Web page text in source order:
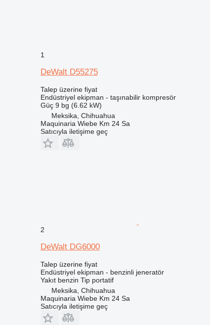
1
DeWalt D55275
Talep üzerine fiyat
Endüstriyel ekipman - taşınabilir kompresör
Güç 9 bg (6.62 kW)
Meksika, Chihuahua
Maquinaria Wiebe Km 24 Sa
Satıcıyla iletişime geç
2
DeWalt DG6000
Talep üzerine fiyat
Endüstriyel ekipman - benzinli jeneratör
Yakıt benzin Tip portatif
Meksika, Chihuahua
Maquinaria Wiebe Km 24 Sa
Satıcıyla iletişime geç